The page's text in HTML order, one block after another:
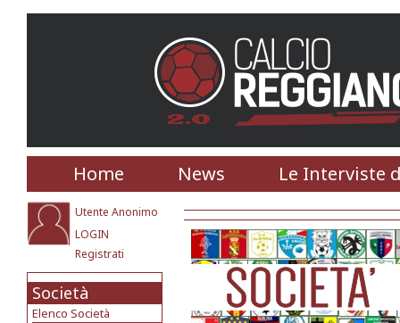
Home News Le Interviste
Utente Anonimo
LOGIN
Registrati
Società
Elenco Società